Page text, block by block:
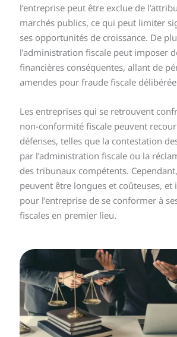
l’entreprise peut être exclue de
marchés publics, ce qui peut limiter
ses opportunités de croissance. De
l’administration fiscale peut imposer
financières conséquentes, allant de
amendes pour fraude fiscale
Les entreprises qui se retrouvent
non-conformité fiscale peuvent
défenses, telles que la contestation
par l’administration fiscale ou la
des tribunaux compétents.
peuvent être longues et coûteuses, et
pour l’entreprise de se conformer à
fiscales en premier lieu.